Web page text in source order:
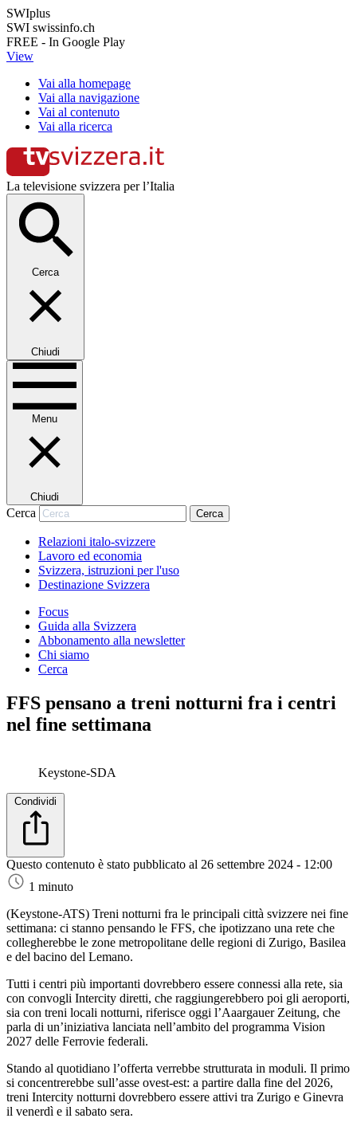
SWIplus
SWI swissinfo.ch
FREE - In Google Play
View
Vai alla homepage
Vai alla navigazione
Vai al contenuto
Vai alla ricerca
La televisione svizzera per l’Italia
Cerca
Chiudi
Menu
Chiudi
Cerca Cerca
Relazioni italo-svizzere
Lavoro ed economia
Svizzera, istruzioni per l'uso
Destinazione Svizzera
Focus
Guida alla Svizzera
Abbonamento alla newsletter
Chi siamo
Cerca
FFS pensano a treni notturni fra i centri
nel fine settimana
Keystone-SDA
Condividi
Questo contenuto è stato pubblicato al 26 settembre 2024 - 12:00
1 minuto
(Keystone-ATS) Treni notturni fra le principali città svizzere nei fine
settimana: ci stanno pensando le FFS, che ipotizzano una rete che
collegherebbe le zone metropolitane delle regioni di Zurigo, Basilea
e del bacino del Lemano.
Tutti i centri più importanti dovrebbero essere connessi alla rete, sia
con convogli Intercity diretti, che raggiungerebbero poi gli aeroporti,
sia con treni locali notturni, riferisce oggi l’Aaargauer Zeitung, che
parla di un’iniziativa lanciata nell’ambito del programma Vision
2027 delle Ferrovie federali.
Stando al quotidiano l’offerta verrebbe strutturata in moduli. Il primo
si concentrerebbe sull’asse ovest-est: a partire dalla fine del 2026,
treni Intercity notturni dovrebbero essere attivi tra Zurigo e Ginevra
il venerdì e il sabato sera.